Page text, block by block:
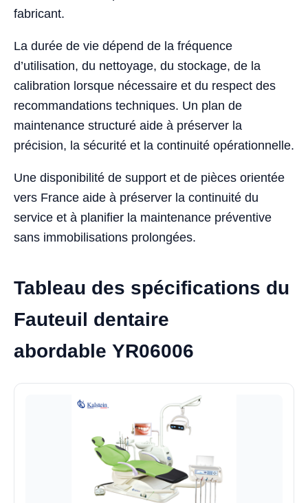
fabricant.
La durée de vie dépend de la fréquence
d’utilisation, du nettoyage, du stockage, de la
calibration lorsque nécessaire et du respect des
recommandations techniques. Un plan de
maintenance structuré aide à préserver la
précision, la sécurité et la continuité opérationnelle.
Une disponibilité de support et de pièces orientée
vers France aide à préserver la continuité du
service et à planifier la maintenance préventive
sans immobilisations prolongées.
Tableau des spécifications du
Fauteuil dentaire
abordable YR06006